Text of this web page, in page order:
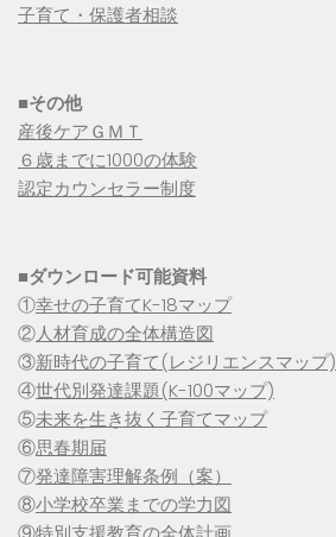
子育て・保護者相談
■その他
産後ケアＧＭＴ
６歳までに1000の体験
認定カウンセラー制度
■ダウンロード可能資料
①幸せの子育てK-18マップ
②人材育成の全体構造図
③新時代の子育て(レジリエンスマップ)
④世代別発達課題(K-100マップ)
⑤未来を生き抜く子育てマップ
⑥思春期届
⑦発達障害理解条例（案）
⑧小学校卒業までの学力図